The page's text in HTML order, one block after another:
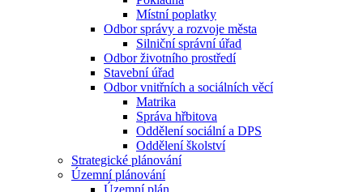
Místní poplatky
Odbor správy a rozvoje města
Silniční správní úřad
Odbor životního prostředí
Stavební úřad
Odbor vnitřních a sociálních věcí
Matrika
Správa hřbitova
Oddělení sociální a DPS
Oddělení školství
Strategické plánování
Územní plánování
Územní plán